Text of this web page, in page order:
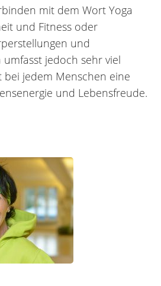
mit dem Wort Yoga
und Fitness oder
und
umfasst jedoch sehr viel
bei jedem Menschen eine
und Lebensfreude.